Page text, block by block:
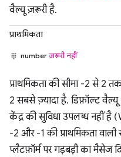
वैल्यू ज़रूरी है.
प्राथमिकता
numberज़रूरी नहीं
प्राथमिकता की सीमा -2 से 2
2 सबसे ज़्यादा है. डिफ़ॉल्ट वैल्यू
केंद्र की सुविधा उपलब्ध नहीं
-2 और -1 की प्राथमिकता
प्लैटफ़ॉर्म पर गड़बड़ी का मैसेज